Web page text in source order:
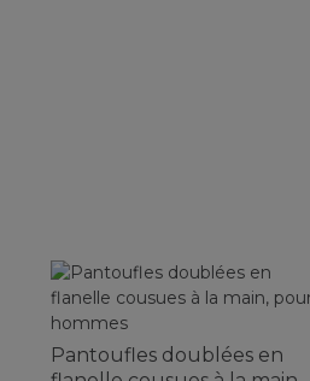
Pantoufles doublées en